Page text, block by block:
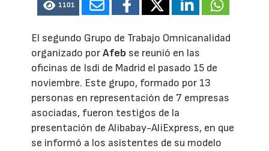
1101
El segundo Grupo de Trabajo Omnicanalidad
organizado porAfeb se reunió en las
oficinas de Isdi de Madrid el pasado 15 de
noviembre. Este grupo, formado por 13
personas en representación de 7 empresas
asociadas, fueron testigos de la
presentación de Alibabay-AliExpress, en que
se informó a los asistentes de su modelo